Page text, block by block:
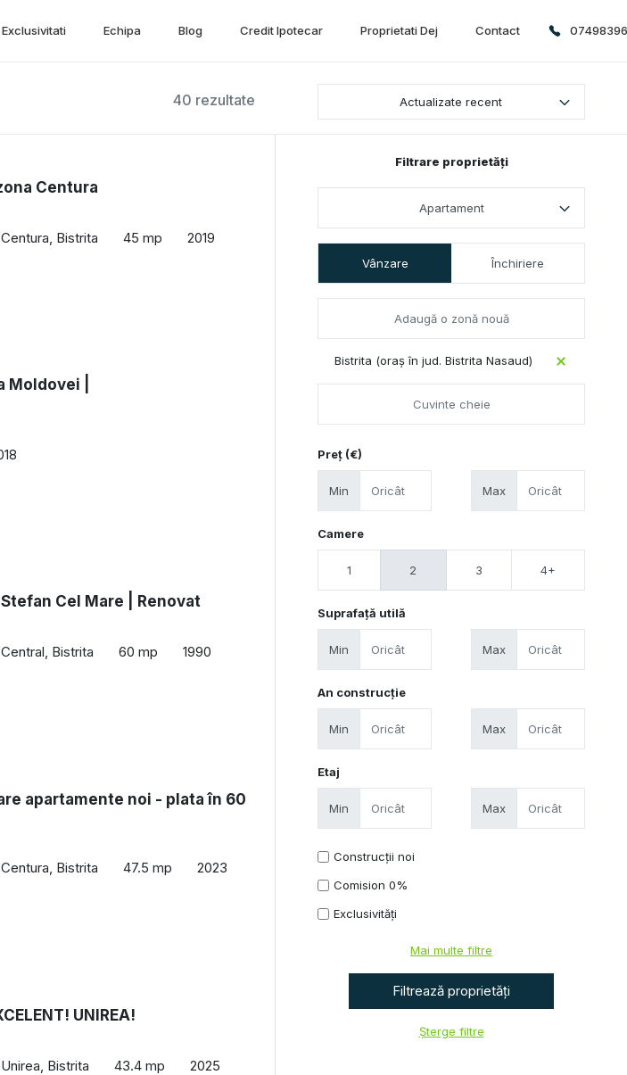
Exclusivitati Echipa Blog Credit Ipotecar Proprietati Dej Contact
40 rezultate Actualizate recent
Centura
Centura, Bistrita 45 mp 2019
Moldovei |
Cel Mare | Renovat
Central, Bistrita 60 mp 1990
apartamente noi - plata în 60
Centura, Bistrita 47.5 mp 2023
UNIREA!
Unirea, Bistrita 43.4 mp 2025
Filtrare proprietăți
Apartament
Vânzare Închiriere
Bistrita (oraș în jud. Bistrita Nasaud)
Preț (€)
Min Max
Camere
1 2 3 4+
Suprafață utilă
Min Max
An construcție
Min Max
Etaj
Min Max
Construcții noi
Comision 0%
Exclusivități
Mai multe filtre
Șterge filtre